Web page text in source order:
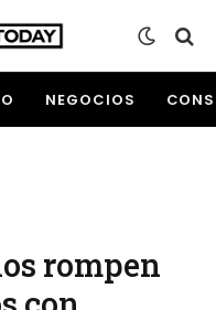
NEGOCIOS
rompen